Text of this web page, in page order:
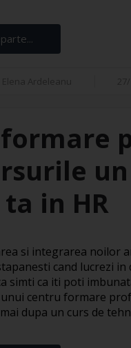
in HR
si integrarea noilor
cand lucrezi
simti ca iti poti
centru formare
dupa un curs de